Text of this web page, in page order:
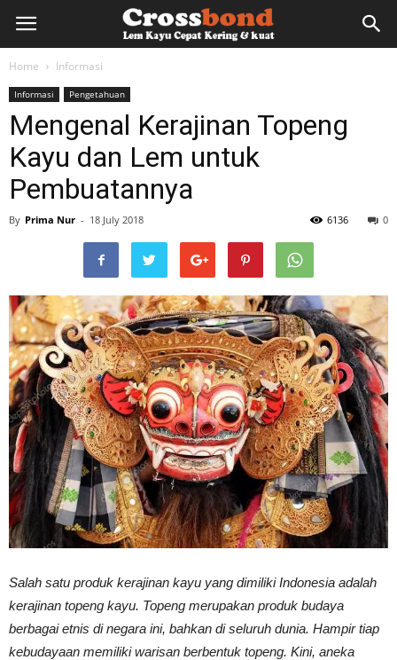
lemkayu.net
Lem
HPL,
Kertas,
Vinyl
Cepat
Kering,
Home Informasi
Informasi Pengetahuan
Mengenal Kerajinan Topeng
Kayu dan Lem untuk
Pembuatannya
By Prima Nur - 18 July 2018 0
6136
Salah satu produk kerajinan kayu yang dimiliki Indonesia adalah
kerajinan topeng kayu. Topeng merupakan produk budaya
berbagai etnis di negara ini, bahkan di seluruh dunia. Hampir tiap
kebudayaan memiliki warisan berbentuk topeng. Kini, aneka